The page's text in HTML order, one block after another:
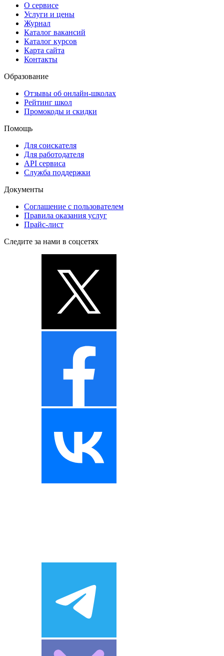
О сервисе
Услуги и цены
Журнал
Каталог вакансий
Каталог курсов
Карта сайта
Контакты
Образование
Отзывы об онлайн-школах
Рейтинг школ
Промокоды и скидки
Помощь
Для соискателя
Для работодателя
API сервиса
Служба поддержки
Документы
Соглашение с пользователем
Правила оказания услуг
Прайс-лист
Следите за нами в соцсетях